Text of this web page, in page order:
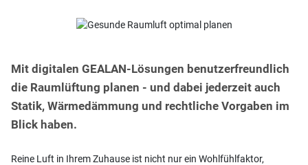
Mit digitalen GEALAN-Lösungen benutzerfreundlich
die Raumlüftung planen - und dabei jederzeit auch
Statik, Wärmedämmung und rechtliche Vorgaben im
Blick haben.
Reine Luft in Ihrem Zuhause ist nicht nur ein Wohlfühlfaktor,